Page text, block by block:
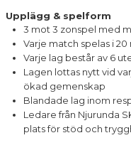
Upplägg & spelform
3 mot 3 zonspel med
Varje match spelas i
Varje lag består av 6
Lagen lottas nytt vid
ökad gemenskap
Blandade lag inom
Ledare från Njurunda
plats för stöd och